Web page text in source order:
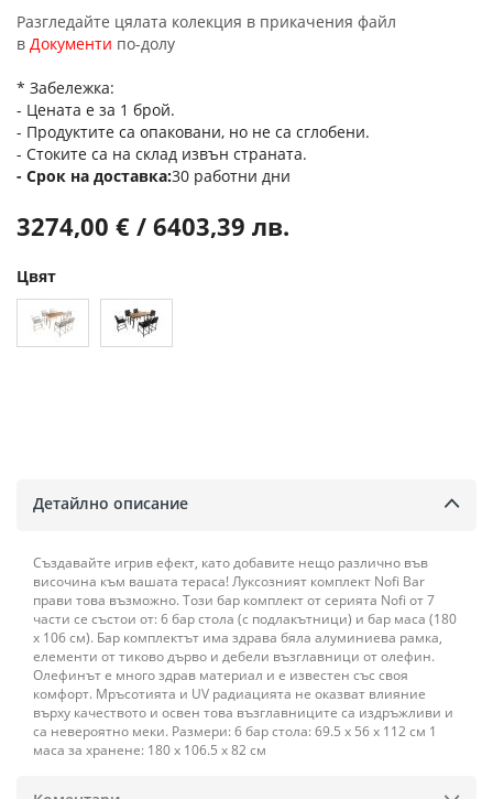
Разгледайте цялата колекция в прикачения файл
в Документи по-долу
* Забележка:
- Цената е за 1 брой.
- Продуктите са опаковани, но не са сглобени.
- Стоките са на склад извън страната.
Срок на доставка 30 работни дни
3274,00 € / 6403,39 лв.
Цвят
Детайлно описание
Създавайте игрив ефект, като добавите нещо различно във
височина към вашата тераса! Луксозният комплект Nofi Bar
прави това възможно. Този бар комплект от серията Nofi от 7
части се състои от: 6 бар стола (с подлакътници) и бар маса (180
x 106 см). Бар комплектът има здрава бяла алуминиева рамка,
елементи от тиково дърво и дебели възглавници от олефин.
Олефинът е много здрав материал и е известен със своя
комфорт. Мръсотията и UV радиацията не оказват влияние
върху качеството и освен това възглавниците са издръжливи и
са невероятно меки. Размери: 6 бар стола: 69.5 х 56 х 112 см 1
маса за хранене: 180 х 106.5 х 82 см